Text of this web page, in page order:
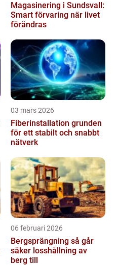
Magasinering i Sundsvall:
Smart förvaring när livet
förändras
03 mars 2026
Fiberinstallation grunden
för ett stabilt och snabbt
nätverk
06 februari 2026
Bergsprängning så går
säker losshållning av
berg till